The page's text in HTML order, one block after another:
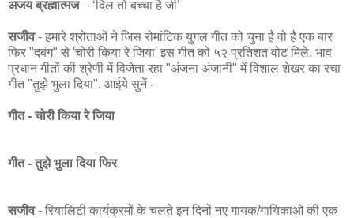
अजय ब्रह्मात्मज– ‘दिल तो बच्‍चा है जी’
सजीव- हमारे श्रोताओं ने जिस रोमांटिक युगल गीत को चुना है वो है एक बार
फिर "दबंग" से 'चोरी किया रे जिया' इस गीत को ५२ प्रतिशत वोट मिले. भाव
प्रधान गीतों की श्रेणी में विजेता रहा "अंजना अंजानी" में विशाल शेखर का रचा
गीत "तुझे भुला दिया". आईये सुनें -
गीत - चोरी किया रे जिया
गीत - तुझे भुला दिया फिर
सजीव- रियालिटी कार्यक्रमों के चलते इन दिनों नए गायक/गायिकाओं की एक